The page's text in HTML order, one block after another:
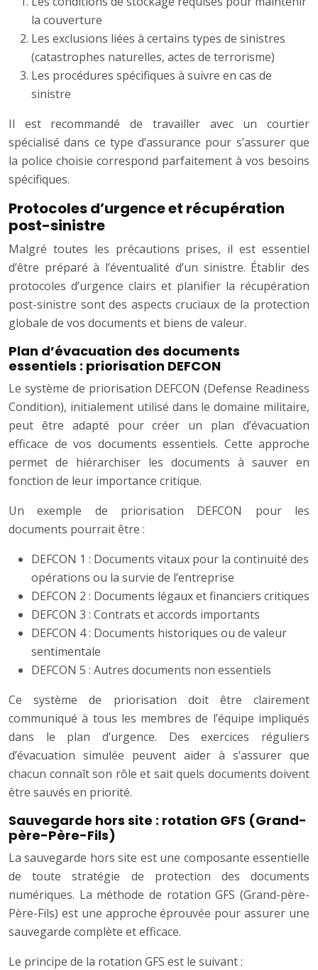
la couverture
Les exclusions liées à certains types de sinistres
(catastrophes naturelles, actes de terrorisme)
Les procédures spécifiques à suivre en cas de
sinistre
Il est recommandé de travailler avec un courtier
spécialisé dans ce type d’assurance pour s’assurer que
la police choisie correspond parfaitement à vos besoins
spécifiques.
Protocoles d’urgence et récupération
post-sinistre
Malgré toutes les précautions prises, il est essentiel
d’être préparé à l’éventualité d’un sinistre. Établir des
protocoles d’urgence clairs et planifier la récupération
post-sinistre sont des aspects cruciaux de la protection
globale de vos documents et biens de valeur.
Plan d’évacuation des documents
essentiels : priorisation DEFCON
Le système de priorisation DEFCON (Defense Readiness
Condition), initialement utilisé dans le domaine militaire,
peut être adapté pour créer un plan d’évacuation
efficace de vos documents essentiels. Cette approche
permet de hiérarchiser les documents à sauver en
fonction de leur importance critique.
Un exemple de priorisation DEFCON pour les
documents pourrait être :
DEFCON 1 : Documents vitaux pour la continuité des
opérations ou la survie de l’entreprise
DEFCON 2 : Documents légaux et financiers critiques
DEFCON 3 : Contrats et accords importants
DEFCON 4 : Documents historiques ou de valeur
sentimentale
DEFCON 5 : Autres documents non essentiels
Ce système de priorisation doit être clairement
communiqué à tous les membres de l’équipe impliqués
dans le plan d’urgence. Des exercices réguliers
d’évacuation simulée peuvent aider à s’assurer que
chacun connaît son rôle et sait quels documents doivent
être sauvés en priorité.
Sauvegarde hors site : rotation GFS (Grand-
père-Père-Fils)
La sauvegarde hors site est une composante essentielle
de toute stratégie de protection des documents
numériques. La méthode de rotation GFS (Grand-père-
Père-Fils) est une approche éprouvée pour assurer une
sauvegarde complète et efficace.
Le principe de la rotation GFS est le suivant :